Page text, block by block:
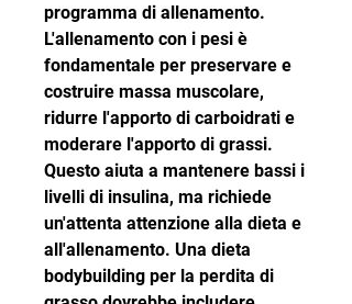
programma di allenamento.
L'allenamento con i pesi è
fondamentale per preservare e
costruire massa muscolare,
ridurre l'apporto di carboidrati e
moderare l'apporto di grassi.
Questo aiuta a mantenere bassi i
livelli di insulina, ma richiede
un'attenta attenzione alla dieta e
all'allenamento. Una dieta
bodybuilding per la perdita di